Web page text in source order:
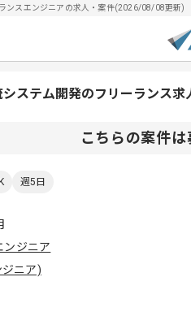
ンスエンジニアの求人・案件(2026/08/08更新)
システム開発のフリーランス求
こちらの案件
週5日
ンジニア
ニア)